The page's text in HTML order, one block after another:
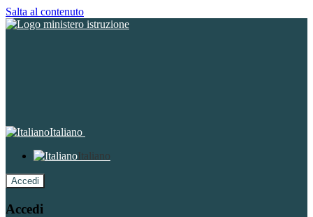
Salta al contenuto
Italiano
Italiano
Accedi
Accedi